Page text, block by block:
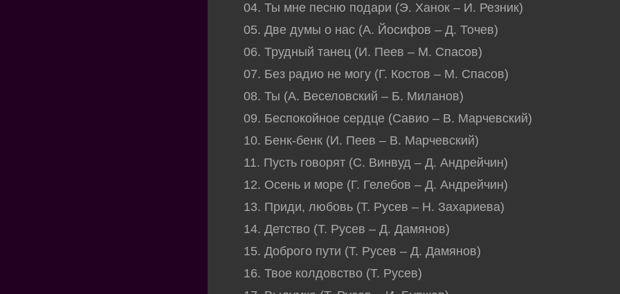
04. Ты мне песню подари (Э. Ханок – И. Резник)
05. Две думы о нас (А. Йосифов – Д. Точев)
06. Трудный танец (И. Пеев – М. Спасов)
07. Без радио не могу (Г. Костов – М. Спасов)
08. Ты (А. Веселовский – Б. Миланов)
09. Беспокойное сердце (Савио – В. Марчевский)
10. Бенк-бенк (И. Пеев – В. Марчевский)
11. Пусть говорят (С. Винвуд – Д. Андрейчин)
12. Осень и море (Г. Гелебов – Д. Андрейчин)
13. Приди, любовь (Т. Русев – Н. Захариева)
14. Детство (Т. Русев – Д. Дамянов)
15. Доброго пути (Т. Русев – Д. Дамянов)
16. Твое колдовство (Т. Русев)